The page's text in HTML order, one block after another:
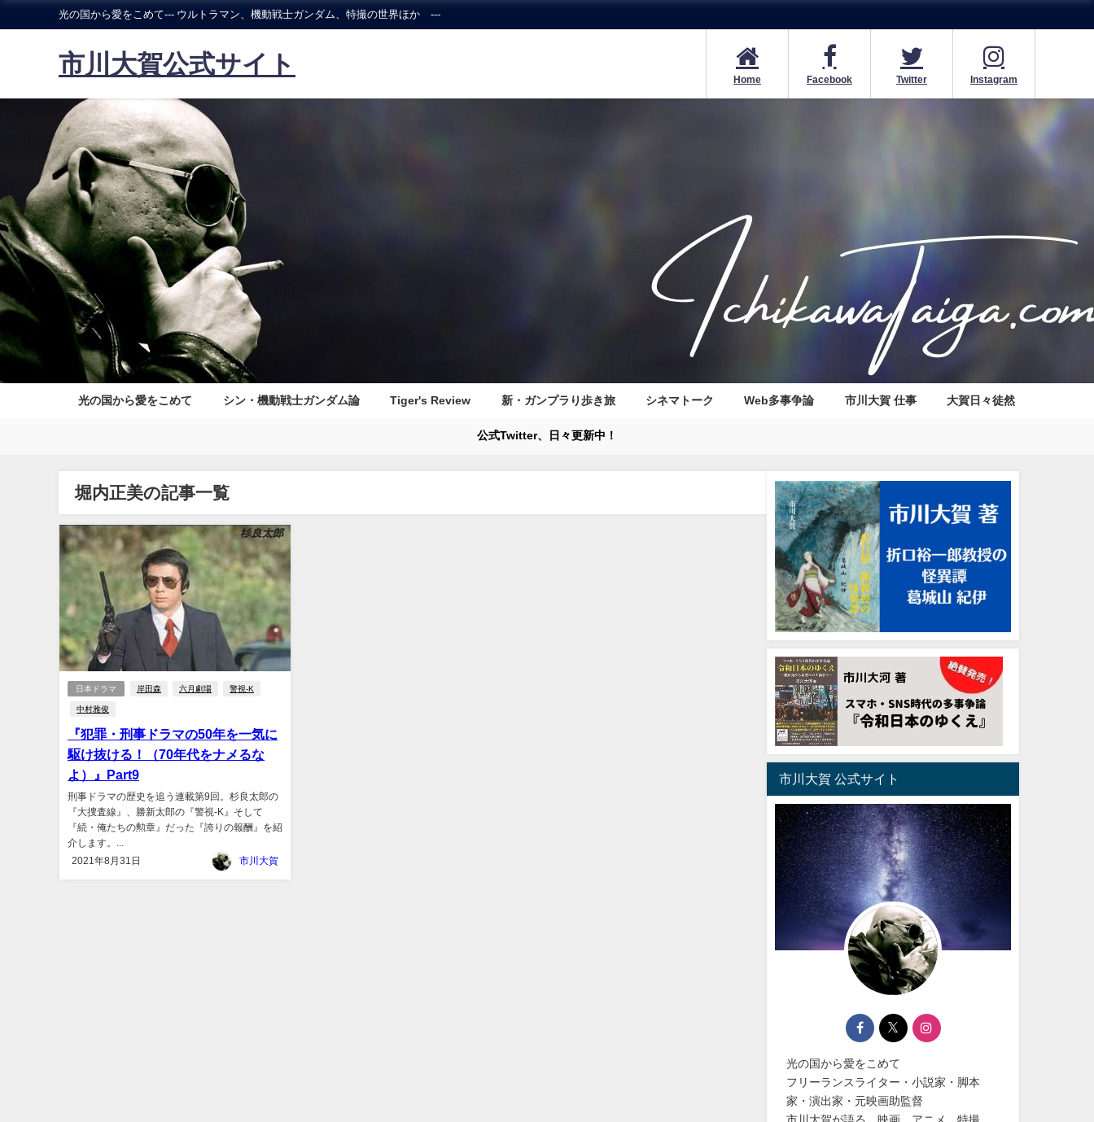
光の国から愛をこめて--- ウルトラマン、機動戦士ガンダム、特撮の世界ほか ---
市川大賀公式サイト
Home Facebook Twitter Instagram
光の国から愛をこめて シン・機動戦士ガンダム論 Tiger's Review 新・ガンプラり歩き旅 シネマトーク Web多事争論 市川大賀 仕事 大賀日々徒然
公式Twitter、日々更新中！
堀内正美の記事一覧
日本ドラマ 岸田森 六月劇場 警視-K
中村雅俊
『犯罪・刑事ドラマの50年を一気に
駆け抜ける！（70年代をナメるな
よ）』Part9
刑事ドラマの歴史を追う連載第9回。杉良太郎の
『大捜査線』、勝新太郎の『警視-K』そして
『続・俺たちの勲章』だった『誇りの報酬』を紹
介します。...
2021年8月31日
市川大賀
市川大賀 公式サイト
光の国から愛をこめて
フリーランスライター・小説家・脚本
家・演出家・元映画助監督
市川大賀が語る、映画、アニメ、特撮、